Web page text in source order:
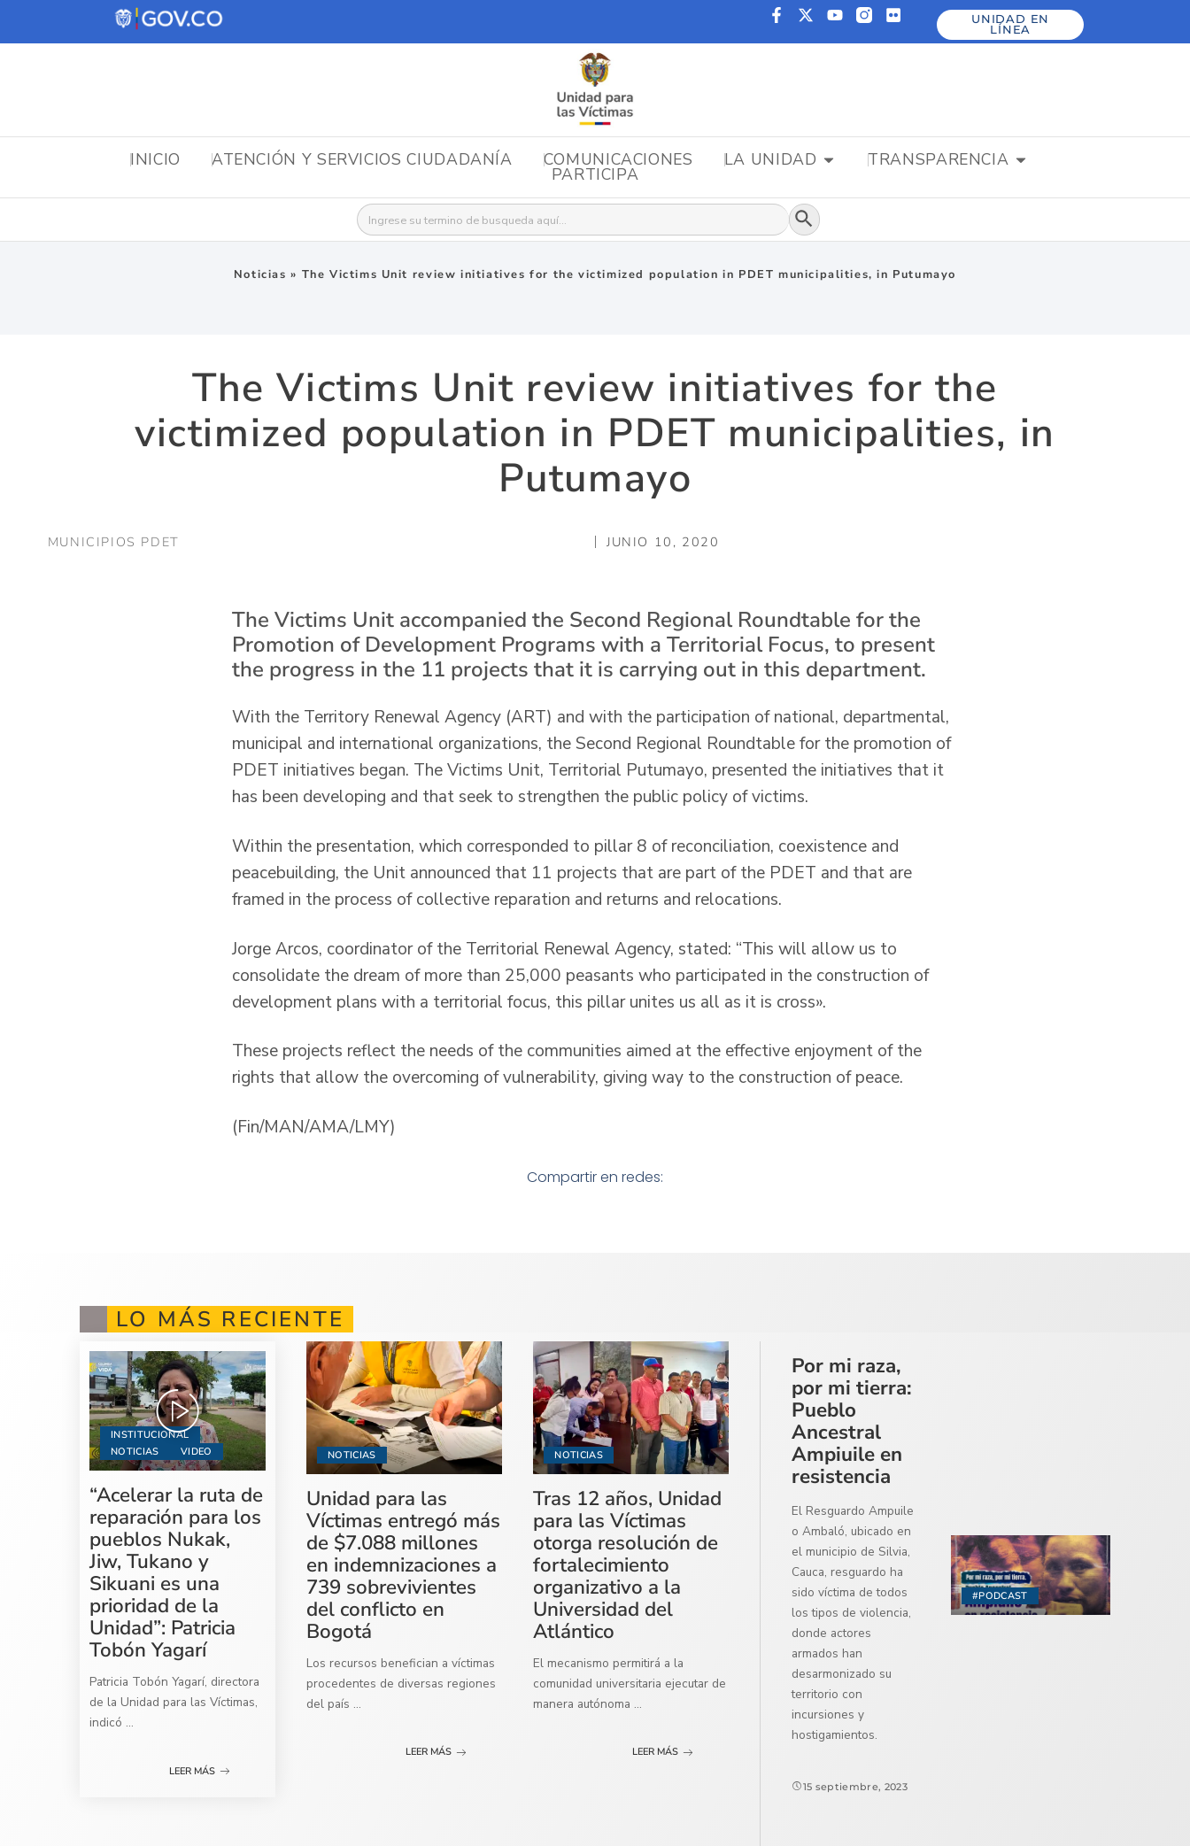
UNIDAD EN
LÍNEA
INICIO ATENCIÓN Y SERVICIOS CIUDADANÍA COMUNICACIONES LA UNIDAD TRANSPARENCIA
PARTICIPA
Buscar: Botón de búsqueda
Noticias » The Victims Unit review initiatives for the victimized population in PDET municipalities, in Putumayo
The Victims Unit review initiatives for the
victimized population in PDET municipalities, in
Putumayo
MUNICIPIOS PDET JUNIO 10, 2020
The Victims Unit accompanied the Second Regional Roundtable for the
Promotion of Development Programs with a Territorial Focus, to present
the progress in the 11 projects that it is carrying out in this department.
With the Territory Renewal Agency (ART) and with the participation of national, departmental,
municipal and international organizations, the Second Regional Roundtable for the promotion of
PDET initiatives began. The Victims Unit, Territorial Putumayo, presented the initiatives that it
has been developing and that seek to strengthen the public policy of victims.
Within the presentation, which corresponded to pillar 8 of reconciliation, coexistence and
peacebuilding, the Unit announced that 11 projects that are part of the PDET and that are
framed in the process of collective reparation and returns and relocations.
Jorge Arcos, coordinator of the Territorial Renewal Agency, stated: “This will allow us to
consolidate the dream of more than 25,000 peasants who participated in the construction of
development plans with a territorial focus, this pillar unites us all as it is cross».
These projects reflect the needs of the communities aimed at the effective enjoyment of the
rights that allow the overcoming of vulnerability, giving way to the construction of peace.
(Fin/MAN/AMA/LMY)
Compartir en redes:
LO MÁS RECIENTE
INSTITUCIONAL
NOTICIAS
VIDEO
“Acelerar la ruta de
reparación para los
pueblos Nukak,
Jiw, Tukano y
Sikuani es una
prioridad de la
Unidad”: Patricia
Tobón Yagarí
Patricia Tobón Yagarí, directora
de la Unidad para las Víctimas,
indicó ...
LEER MÁS
NOTICIAS
Unidad para las
Víctimas entregó más
de $7.088 millones
en indemnizaciones a
739 sobrevivientes
del conflicto en
Bogotá
Los recursos benefician a víctimas
procedentes de diversas regiones
del país ...
LEER MÁS
NOTICIAS
Tras 12 años, Unidad
para las Víctimas
otorga resolución de
fortalecimiento
organizativo a la
Universidad del
Atlántico
El mecanismo permitirá a la
comunidad universitaria ejecutar de
manera autónoma ...
LEER MÁS
#PODCAST
Por mi raza,
por mi tierra:
Pueblo
Ancestral
Ampiuile en
resistencia
El Resguardo Ampuile
o Ambaló, ubicado en
el municipio de Silvia,
Cauca, resguardo ha
sido víctima de todos
los tipos de violencia,
donde actores
armados han
desarmonizado su
territorio con
incursiones y
hostigamientos.
15 septiembre, 2023